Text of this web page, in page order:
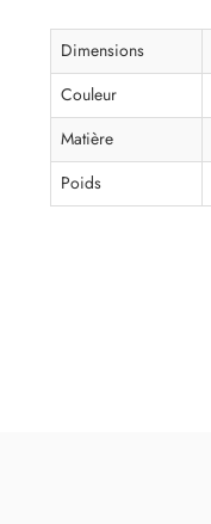
Dimensions
Couleur
Matière
Poids